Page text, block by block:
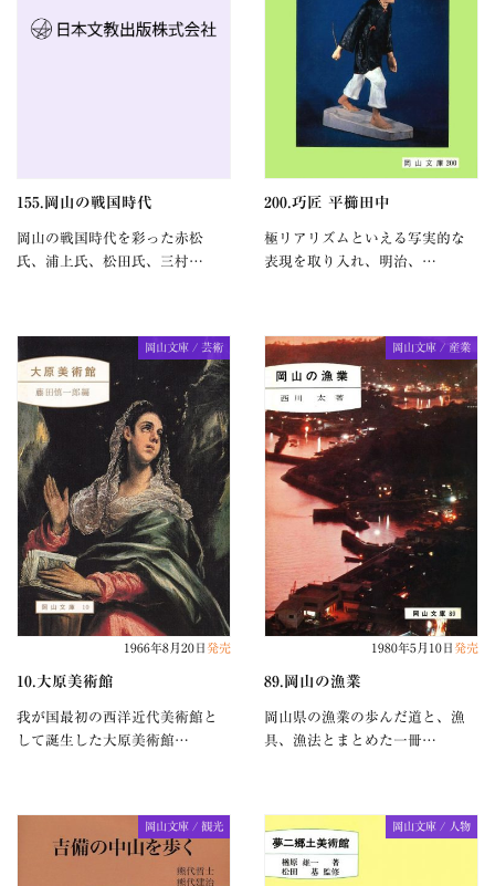
155.岡山の戦国時代
岡山の戦国時代を彩った赤松
氏、浦上氏、松田氏、三村…
200.巧匠 平櫛田中
極リアリズムといえる写実的な
表現を取り入れ、明治、…
岡山文庫 / 芸術
1966年8月20日 発売
10.大原美術館
我が国最初の西洋近代美術館と
して誕生した大原美術館…
岡山文庫 / 産業
1980年5月10日 発売
89.岡山の漁業
岡山県の漁業の歩んだ道と、漁
具、漁法とまとめた一冊…
岡山文庫 / 観光 岡山文庫 / 人物